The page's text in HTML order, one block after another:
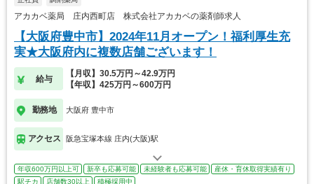
アカカベ薬局 庄内西町店 株式会社アカカベの薬剤師求人
【大阪府豊中市】2024年11月オープン！福利厚生充
実★大阪府内に複数店舗ございます！
給与
【月収】30.5万円～42.9万円
【年収】425万円～600万円
勤務地 大阪府 豊中市
アクセス 阪急宝塚本線 庄内(大阪)駅
年収600万円以上可 新卒も応募可能 未経験者も応募可能
産休・育休取得実績有り
駅チカ
店舗数30以上 積極採用中